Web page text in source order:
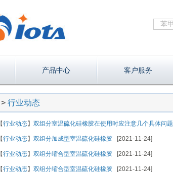
产品中心 客户服务
> 行业动态
【行业动态】 双组分室温硫化硅橡胶在使用时应注意几个具体问题
【行业动态】 双组分加成型室温硫化硅橡胶 [2021-11-24]
【行业动态】 双组分缩合型室温硫化硅橡胶 [2021-11-24]
【行业动态】 双组分缩合型室温硫化硅橡胶 [2021-11-24]